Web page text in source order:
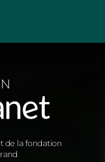
de la fondation